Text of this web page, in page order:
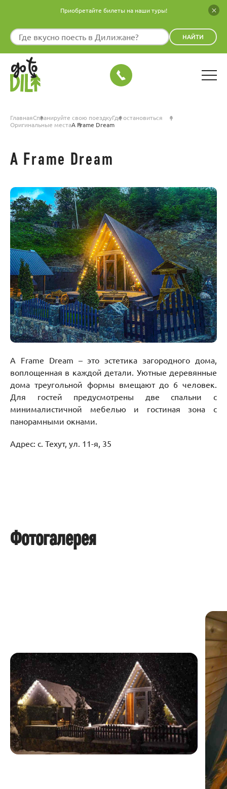
Приобретайте билеты на наши туры!
НАЙТИ
ГлавнаяСпланируйте свою поездкуГде остановиться
Оригинальные местаA Frame Dream
A Frame Dream
A Frame Dream – это эстетика загородного дома,
воплощенная в каждой детали. Уютные деревянные
дома треугольной формы вмещают до 6 человек.
Для гостей предусмотрены две спальни с
минималистичной мебелью и гостиная зона с
панорамными окнами.
Адрес: с. Техут, ул. 11-я, 35
Фотогалерея